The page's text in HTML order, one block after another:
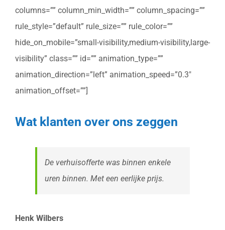
columns=”” column_min_width=”” column_spacing=””
rule_style=”default” rule_size=”” rule_color=””
hide_on_mobile=”small-visibility,medium-visibility,large-
visibility” class=”” id=”” animation_type=””
animation_direction=”left” animation_speed=”0.3″
animation_offset=””]
Wat klanten over ons zeggen
De verhuisofferte was binnen enkele
uren binnen. Met een eerlijke prijs.
Henk Wilbers